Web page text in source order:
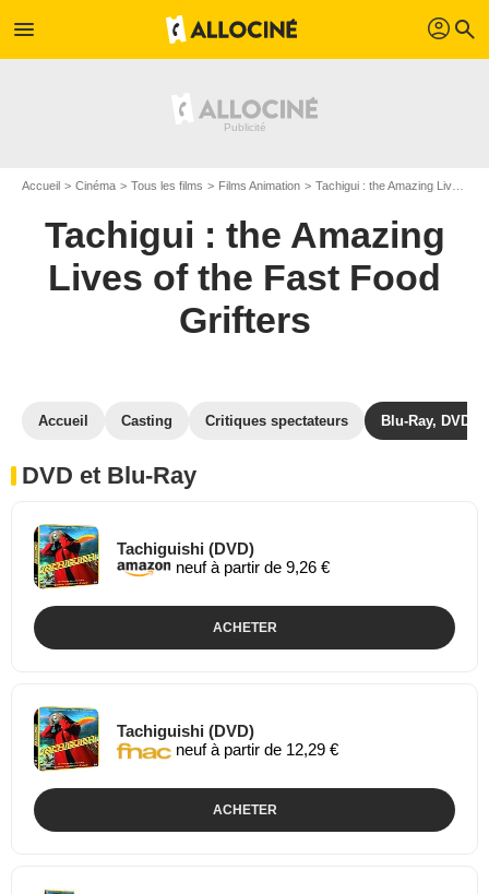
menu profil search
Accueil Cinéma Tous les films Films Animation Tachigui : the Amazing Lives of the Fast Food Grifters
Tachigui : the Amazing
Lives of the Fast Food
Grifters
Accueil Casting Critiques spectateurs Blu-Ray, DVD
DVD et Blu-Ray
Tachiguishi (DVD)
neuf à partir de 9,26 €
ACHETER
Tachiguishi (DVD)
neuf à partir de 12,29 €
ACHETER